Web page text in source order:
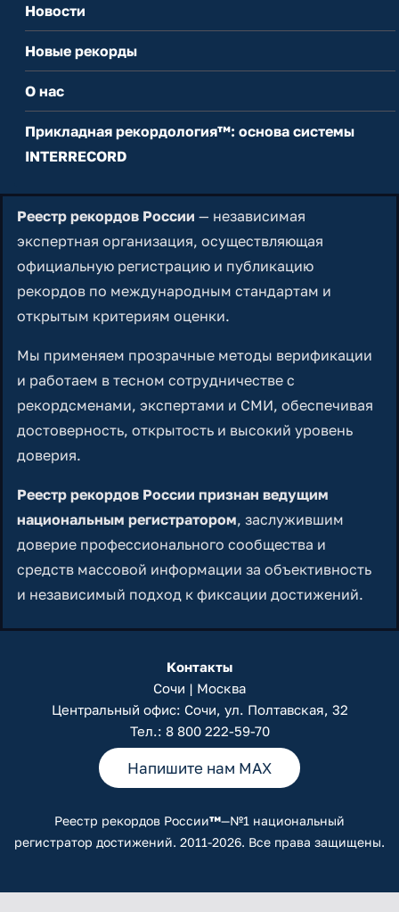
Новости
Новые рекорды
О нас
Прикладная рекордология™: основа системы
INTERRECORD
Реестр рекордов России — независимая
экспертная организация, осуществляющая
официальную регистрацию и публикацию
рекордов по международным стандартам и
открытым критериям оценки.
Мы применяем прозрачные методы верификации
и работаем в тесном сотрудничестве с
рекордсменами, экспертами и СМИ, обеспечивая
достоверность, открытость и высокий уровень
доверия.
Реестр рекордов России признан ведущим
национальным регистратором, заслужившим
доверие профессионального сообщества и
средств массовой информации за объективность
и независимый подход к фиксации достижений.
Контакты
Сочи | Москва
Центральный офис: Сочи, ул. Полтавская, 32
Тел.: 8 800 222-59-70
Напишите нам MAX
Реестр рекордов России™—№1 национальный
регистратор достижений. 2011-2026. Все права защищены.